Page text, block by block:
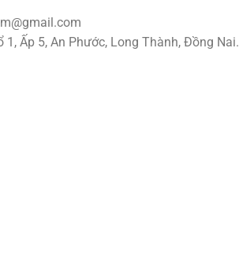
Ấp 5, An Phước, Long Thành, Đồng Nai.